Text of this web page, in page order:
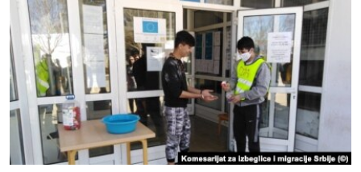
RSE PRIČE IZ SVIJETA
ISPRIČAJ MI
DNEVNO@RSE
SPECIJALI RSE
VIŠE OD NASLOVA
GENOCID U SREBRENICI
PRATITE NAS